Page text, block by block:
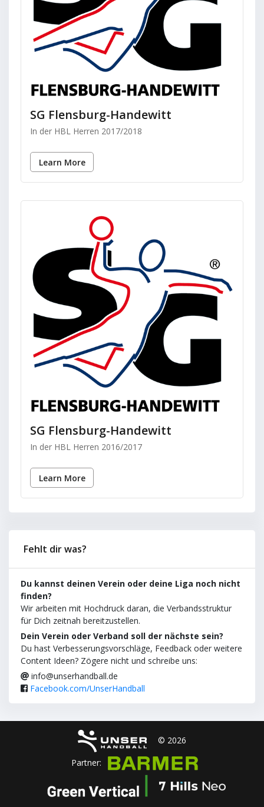
SG Flensburg-Handewitt
In der HBL Herren 2017/2018
Learn More
SG Flensburg-Handewitt
In der HBL Herren 2016/2017
Learn More
Fehlt dir was?
Du kannst deinen Verein oder deine Liga noch nicht
finden?
Wir arbeiten mit Hochdruck daran, die Verbandsstruktur
für Dich zeitnah bereitzustellen.
Dein Verein oder Verband soll der nächste sein?
Du hast Verbesserungsvorschläge, Feedback oder weitere
Content Ideen? Zögere nicht und schreibe uns:
info@unserhandball.de
Facebook.com/UnserHandball
© 2026
Partner: